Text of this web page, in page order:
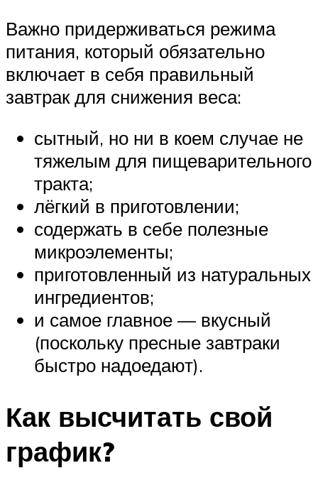
Важно придерживаться режима
питания, который обязательно
включает в себя правильный
завтрак для снижения веса:
сытный, но ни в коем случае не
тяжелым для пищеварительного
тракта;
лёгкий в приготовлении;
содержать в себе полезные
микроэлементы;
приготовленный из натуральных
ингредиентов;
и самое главное — вкусный
(поскольку пресные завтраки
быстро надоедают).
Как высчитать свой
график?